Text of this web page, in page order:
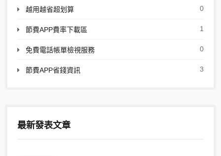
越用越省超划算 0
節費APP費率下載區 1
免費電話帳單檢視服務 0
節費APP省錢資訊 3
最新發表文章